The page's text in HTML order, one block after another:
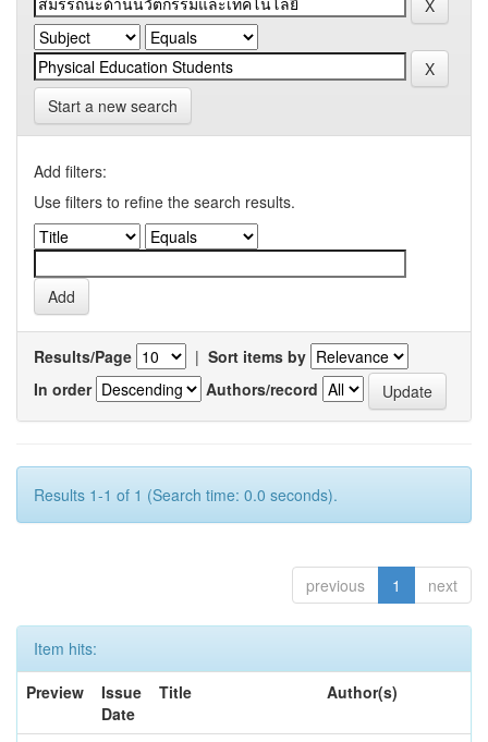
Start a new search
Add filters:
Use filters to refine the search results.
Results/Page | Sort items by
In order
Authors/record
Results 1-1 of 1 (Search time: 0.0 seconds).
previous 1 next
Item hits:
Preview
Issue
Date
Title Author(s)